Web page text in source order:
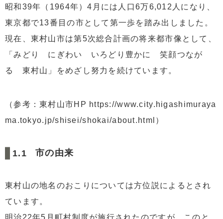
昭和39年（1964年）4月には人口6万6,012人になり、
東京都で13番目の市として第一歩を踏み出しました。
現在、東村山市は第5次総合計画の将来都市像として、
「みどり にぎわい いろどり豊かに 笑顔つなが
る 東村山」をめざし努力を続けています。
（参考：東村山市HP https://www.city.higashimuraya
ma.tokyo.jp/shisei/shokai/about.html）
市の由来
東村山の地名のおこりについては方位説によるとされ
ています。
明治22年5月町村制度が施行されたのですが、このと